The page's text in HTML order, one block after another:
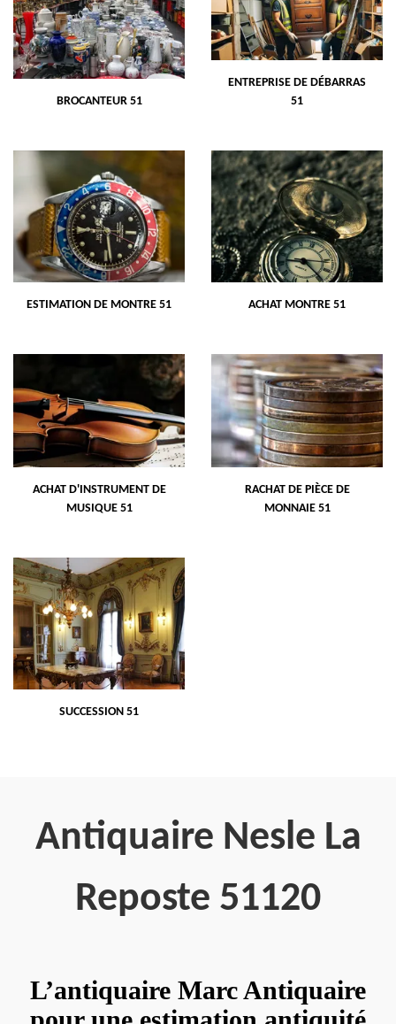
BROCANTEUR 51
ENTREPRISE DE DÉBARRAS
51
ESTIMATION DE MONTRE 51 ACHAT MONTRE 51
ACHAT D'INSTRUMENT DE
MUSIQUE 51
RACHAT DE PIÈCE DE
MONNAIE 51
SUCCESSION 51
Antiquaire Nesle La
Reposte 51120
L’antiquaire Marc Antiquaire